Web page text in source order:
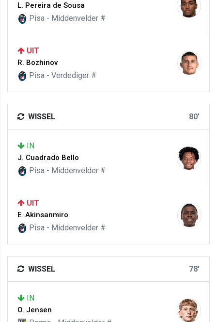
L. Pereira de Sousa
Pisa - Middenvelder #
UIT
R. Bozhinov
Pisa - Verdediger #
WISSEL 80'
IN
J. Cuadrado Bello
Pisa - Middenvelder #
UIT
E. Akinsanmiro
Pisa - Middenvelder #
WISSEL 78'
IN
O. Jensen